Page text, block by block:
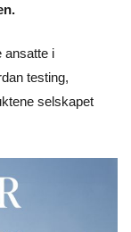
ansatte i
testing,
selskapet